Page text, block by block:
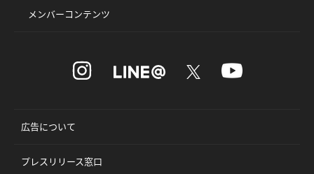
メンバーコンテンツ
広告について
プレスリリース窓口